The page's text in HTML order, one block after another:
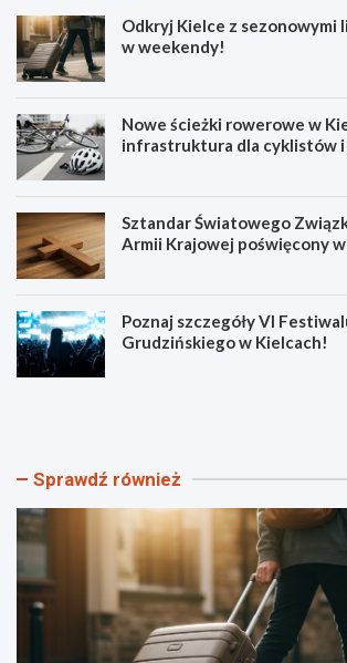
Odkryj Kielce z sezonowymi
w weekendy!
Nowe ścieżki rowerowe w
infrastruktura dla cyklistów i
Sztandar Światowego
Armii Krajowej poświęcony
Poznaj szczegóły VI
Grudzińskiego w Kielcach!
O
j
e
l
c
N
c
e
ż
k
i
Sprawdź również